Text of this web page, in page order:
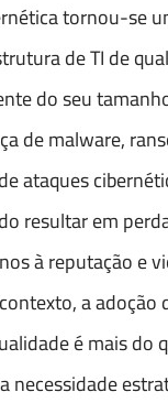
tornou-se
de TI de
do seu
de malware,
ataques
resultar em
à reputação e
a
é mais do
necessidade